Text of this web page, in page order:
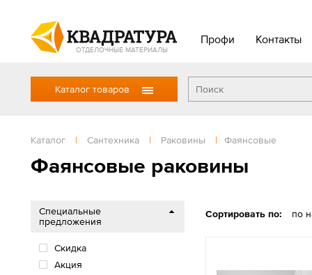
ОТДЕЛОЧНЫЕ МАТЕРИАЛЫ
Профи Контакты
Каталог товаров
Каталог | Сантехника | Раковины | Фаянсовые
Фаянсовые раковины
Сортировать по: по
Специальные
предложения
Скидка
Акция